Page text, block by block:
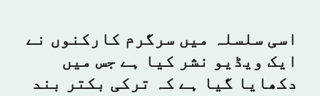
اسی سلسلہ میں سرگرم کارکنوں نے
ایک ویڈیو نشر کیا ہے جس میں
دکھایا گیا ہے کہ ترکی بکتر بند